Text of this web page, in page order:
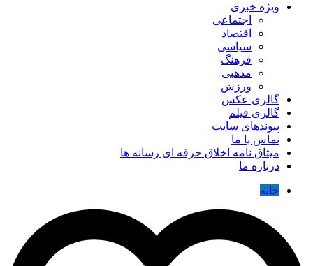
ویژه خبری
اجتماعی
اقتصاد
سیاسی
فرهنگ
مذهبی
ورزش
گالری عکس
گالری فیلم
پیوندهای سایت
تماس با ما
میثاق نامه اخلاق حرفه ای رسانه ها
درباره ما
خانه